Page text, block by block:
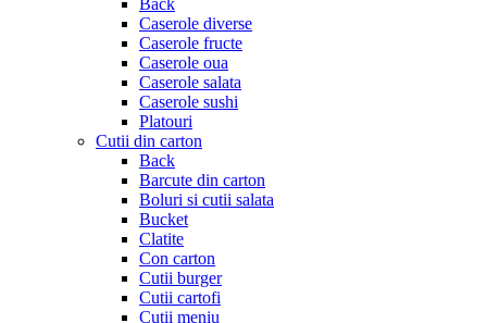
Back
Caserole diverse
Caserole fructe
Caserole oua
Caserole salata
Caserole sushi
Platouri
Cutii din carton
Back
Barcute din carton
Boluri si cutii salata
Bucket
Clatite
Con carton
Cutii burger
Cutii cartofi
Cutii meniu